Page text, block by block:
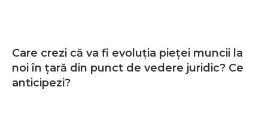
Care crezi că va fi evoluția pieței muncii la
noi în țară din punct de vedere juridic? Ce
anticipezi?